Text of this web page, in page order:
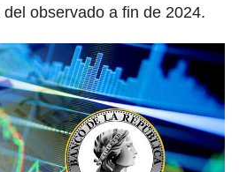
observado a fin de 2024.